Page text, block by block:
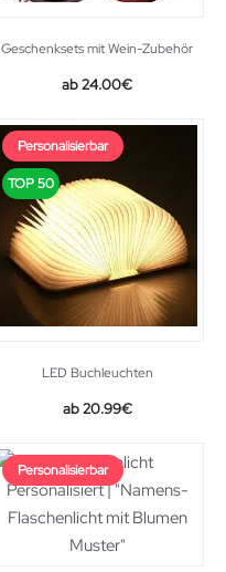
Geschenksets mit Wein-Zubehör
24.00€
Personalisierbar
TOP 50
LED Buchleuchten
20.99€
Personalisierbar